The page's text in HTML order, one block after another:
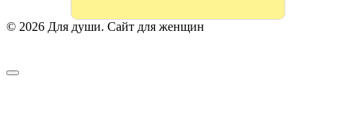
© 2026 Для души. Сайт для женщин